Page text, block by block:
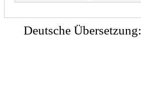
Deutsche Übersetzung: